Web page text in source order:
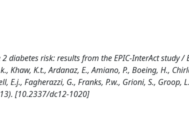
diabetes risk: results from the EPIC-InterAct study /
Khaw, K.t., Ardanaz, E., Amiano, P., Boeing, H.,
E.j., Fagherazzi, G., Franks, P.w., Grioni, S., Groop,
[10.2337/dc12-1020]